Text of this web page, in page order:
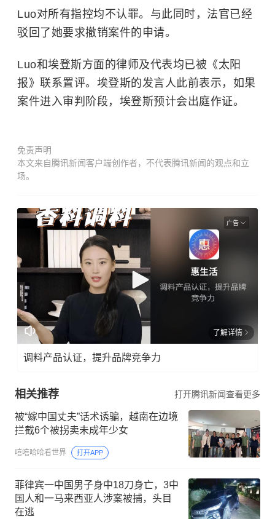
Luo对所有指控均不认罪。与此同时，法官已经
驳回了她要求撤销案件的申请。
Luo和埃登斯方面的律师及代表均已被《太阳
报》联系置评。埃登斯的发言人此前表示，如果
案件进入审判阶段，埃登斯预计会出庭作证。
免责声明
本文来自腾讯新闻客户端创作者，不代表腾讯新闻的观点和立
场。
广告
了解详情
调料产品认证，提升品牌竞争力
相关推荐 打开腾讯新闻查看更多
被“嫁中国丈夫”话术诱骗，越南在边境
拦截6个被拐卖未成年少女
嘻嘻哈哈看世界 打开APP
菲律宾一中国男子身中18刀身亡，3中
国人和一马来西亚人涉案被捕，头目
在逃